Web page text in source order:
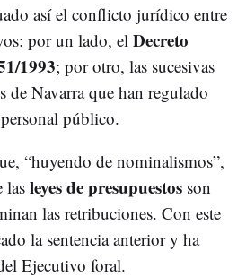
así el conflicto jurídico entre
por un lado, el Decreto
1993; por otro, las sucesivas
de Navarra que han regulado
público.
“huyendo de nominalismos”,
las leyes de presupuestos son
las retribuciones. Con este
la sentencia anterior y ha
Ejecutivo foral.